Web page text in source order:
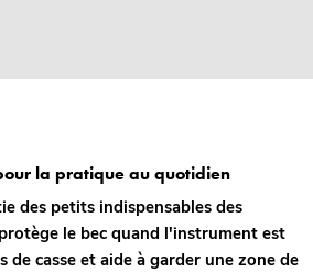
la pratique au quotidien
des petits indispensables des
le bec quand l'instrument est
de casse et aide à garder une zone de